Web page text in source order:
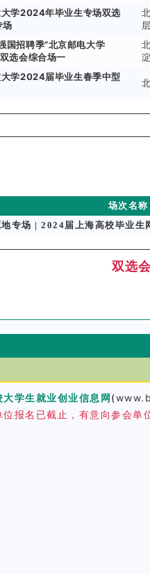
大学2024年毕业生专场双选
国招聘季”北京邮电大学
选会综合场一
大学2024届毕业生春季中型
场次名称
专场 | 2024届上海高校毕业生
双选
大学生就业创业信息网 (
报名已截止，有意向参会单